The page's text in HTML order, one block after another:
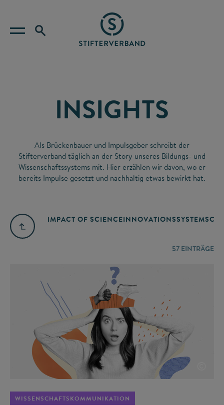
INSIGHTS
Als Brückenbauer und Impulsgeber schreibt der
Stifterverband täglich an der Story unseres Bildungs- und
Wissenschaftssystems mit. Hier erzählen wir davon, wo er
bereits Impulse gesetzt und nachhaltig etwas bewirkt hat.
IMPACT OF SCIENCEINNOVATIONSSYSTEM
57 EINTRÄGE
WISSENSCHAFTSKOMMUNIKATION